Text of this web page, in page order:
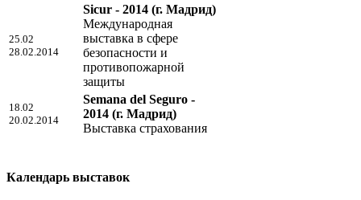
25.02
28.02.2014
Sicur - 2014 (г. Мадрид)
Международная
выставка в сфере
безопасности и
противопожарной
защиты
18.02
20.02.2014
Semana del Seguro -
2014 (г. Мадрид)
Выставка страхования
Календарь выставок